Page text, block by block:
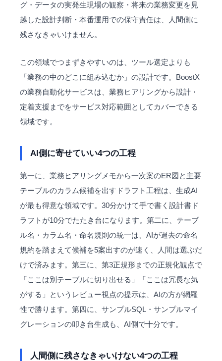
グ・データの実発生現場の観察・将来の業務変更を見
越した設計判断・本番運用での保守責任は、人間側に
残さなきゃいけません。
この領域でつまずきやすいのは、ツール選定よりも
「業務の中のどこに組み込むか」の設計です。BoostX
の業務自動化サービスは、業務ヒアリングから設計・
定着支援までをサービス対応範囲としてカバーできる
領域です。
AI側に寄せていい4つの工程
第一に、業務ヒアリングメモから一次案のER図と主要
テーブルのカラム候補を出すドラフト工程は、生成AI
が最も得意な領域です。30分かけて手で書く設計書ド
ラフトが10分でたたき台になります。第二に、テーブ
ル名・カラム名・命名規則の統一は、AIが過去の命名
規約を踏まえて候補を5案出すのが速く、人間は選ぶだ
けで済みます。第三に、第3正規形までの正規化観点で
「ここは別テーブルに切り出せる」「ここは冗長な気
がする」というレビュー視点の提示は、AIの方が網羅
性で勝ります。第四に、サンプルSQL・サンプルマイ
グレーションの叩き台生成も、AI側で十分です。
人間側に残さなきゃいけない4つの工程